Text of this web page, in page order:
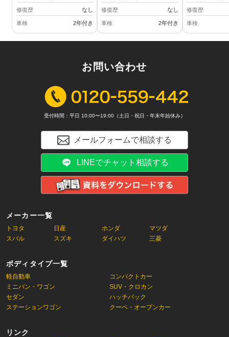
修復歴 なし
車検 2年付き
修復歴 なし
車検 2年付き
修復歴
車検
メーカー一覧
トヨタ 日産 ホンダ
マツダ
スバル
スズキ ダイハツ 三菱
ボディタイプ一覧
軽自動車
コンパクトカー
ミニバン・ワゴン
SUV・クロカン
セダン
ハッチバック
ステーションワゴン
クーペ・オープンカー
リンク
お問い合わせ
受付時間：平日 10:00〜19:00（土日・祝日・年末年始休み）
メールフォームで相談する
LINEでチャット相談する